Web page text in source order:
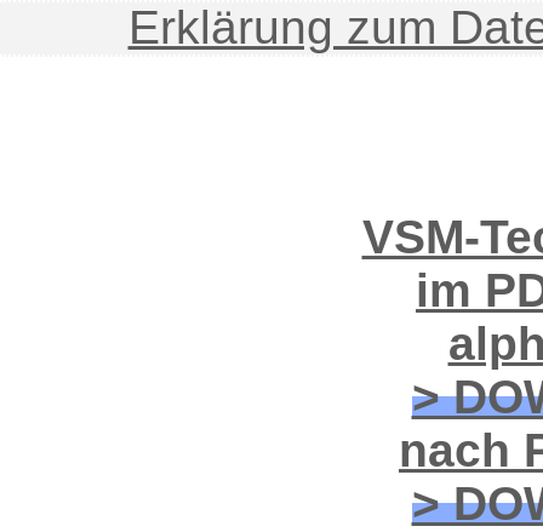
Erklärung zum
VSM-
im
>
nach
>